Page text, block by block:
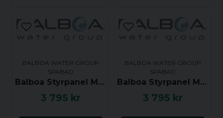
BALBOA WATER GROUP
SPABAD
Balboa Styrpanel ML551 - Light, Mode, Jets 1, Jets 2, Blower, Warm, Cool - 53502
3 795 kr
BALBOA WATER GROUP
SPABAD
Balboa Styrpanel ML551 - Light, Mode, Jets 1, Jets 2, Blower, Warm, Cool - 55304
3 795 kr